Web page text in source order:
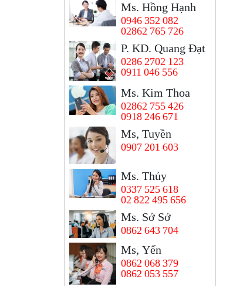
Ms. Hồng Hạnh
0946 352 082
02862 765 726
P. KD. Quang Đạt
0286 2702 123
0911 046 556
Ms. Kim Thoa
02862 755 426
0918 246 671
Ms, Tuyền
0907 201 603
Ms. Thủy
0337 525 618
02 822 495 656
Ms. Sở Sở
0862 643 704
Ms, Yến
0862 068 379
0862 053 557